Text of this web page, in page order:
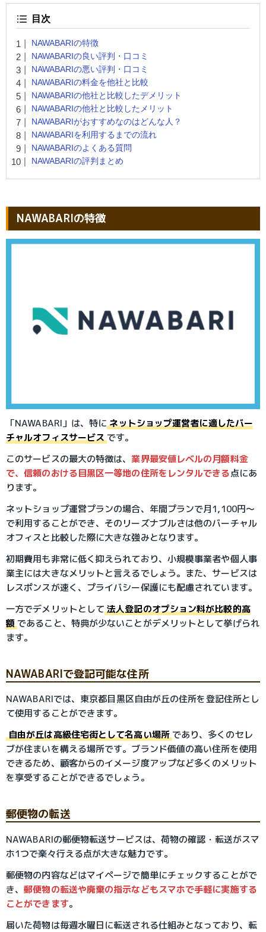
目次
NAWABARIの特徴
NAWABARIの良い評判・口コミ
NAWABARIの悪い評判・口コミ
NAWABARIの料金を他社と比較
NAWABARIの他社と比較したデメリット
NAWABARIの他社と比較したメリット
NAWABARIがおすすめなのはどんな人？
NAWABARIを利用するまでの流れ
NAWABARIのよくある質問
NAWABARIの評判まとめ
NAWABARIの特徴
「NAWABARI」は、特にネットショップ運営者に適したバー
チャルオフィスサービス です。
このサービスの最大の特徴は、業界最安値レベルの月額料金
で、信頼のおける目黒区一等地の住所をレンタルできる点にあ
ります。
ネットショップ運営プランの場合、年間プランで月1,100円〜
で利用することができ、そのリーズナブルさは他のバーチャル
オフィスと比較した際に大きな強みとなります。
初期費用も非常に低く抑えられており、小規模事業者や個人事
業主には大きなメリットと言えるでしょう。また、サービスは
レスポンスが速く、プライバシー保護にも配慮されています。
一方でデメリットとして法人登記のオプション料が比較的高
額 であること、特典が少ないことがデメリットとして挙げられ
ます。
NAWABARIで登記可能な住所
NAWABARIでは、東京都目黒区自由が丘の住所を登記住所とし
て使用することができます。
自由が丘は高級住宅街として名高い場所であり、多くのセレ
ブが住まいを構える場所です。ブランド価値の高い住所を使用
できるため、顧客からのイメージ度アップなど多くのメリット
を享受することができるでしょう。
郵便物の転送
NAWABARIの郵便物転送サービスは、荷物の確認・転送がスマ
ホ1つで楽々行える点が大きな魅力です。
郵便物の内容などはマイページで簡単にチェックすることがで
き、郵便物の転送や廃棄の指示などもスマホで手軽に実施する
ことができます。
届いた荷物は毎週水曜日に転送される仕組みとなっており、転